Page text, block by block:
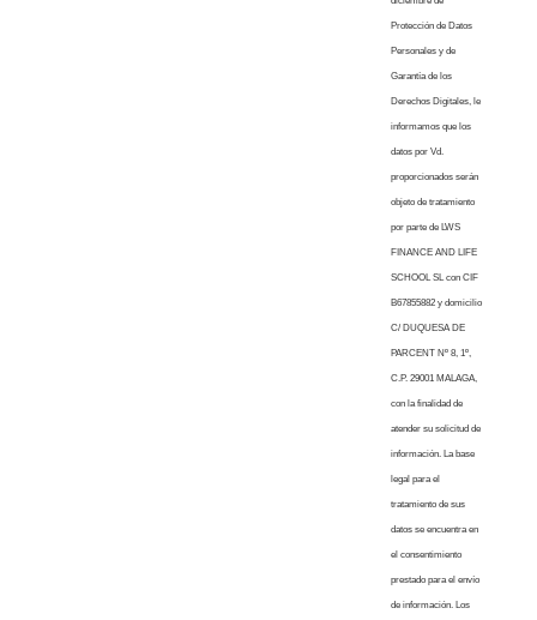
Protección de Datos
Personales y de
Garantía de los
Derechos Digitales, le
informamos que los
datos por Vd.
proporcionados serán
objeto de tratamiento
por parte de LWS
FINANCE AND LIFE
SCHOOL SL con CIF
B67855882 y domicilio
C/ DUQUESA DE
PARCENT Nº 8, 1º,
C.P. 29001 MALAGA,
con la finalidad de
atender su solicitud de
información. La base
legal para el
tratamiento de sus
datos se encuentra en
el consentimiento
prestado para el envío
de información. Los